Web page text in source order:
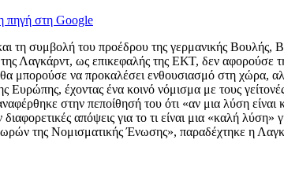
πηγή στη Google
τη συμβολή του προέδρου της γερμανικής
Λαγκάρντ, ως επικεφαλής της ΕΚΤ, δεν αφορούσε
μπορούσε να προκαλέσει ενθουσιασμό στη χώρα,
Ευρώπης, έχοντας ένα κοινό νόμισμα με τους
στην πεποίθησή του ότι «αν μια λύση
απόψεις για το τι είναι μια «καλή
της Νομισματικής Ένωσης», παραδέχτηκε η